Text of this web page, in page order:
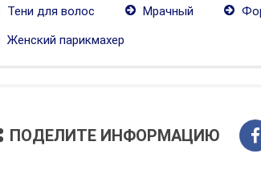
Тени для волос
Мрачный
Женский парикмахер
ПОДЕЛИТЕ ИНФОРМАЦИЮ